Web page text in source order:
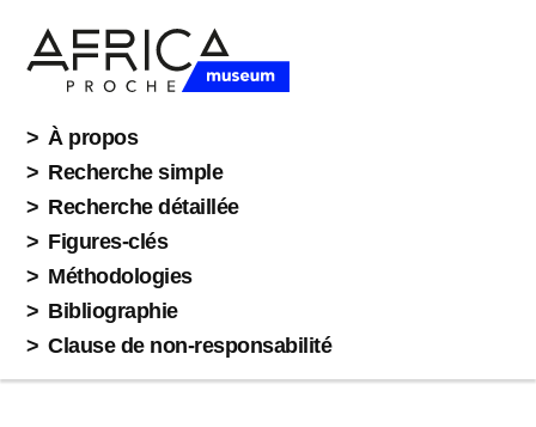
À propos
Recherche simple
Recherche détaillée
Figures-clés
Méthodologies
Bibliographie
Clause de non-responsabilité